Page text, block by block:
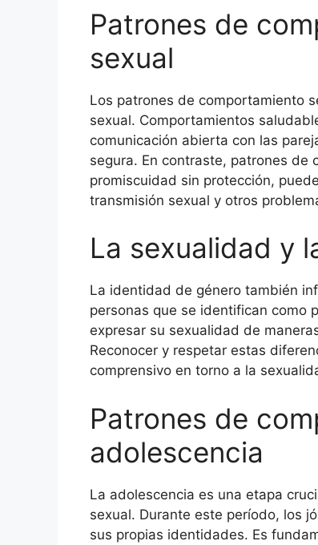
Patrones de
sexual
Los patrones de comportamiento
sexual. Comportamientos
comunicación abierta con las
segura. En contraste, patrones de
promiscuidad sin protección,
transmisión sexual y otros
La sexualidad y
La identidad de género también
personas que se identifican como
expresar su sexualidad de
Reconocer y respetar estas
comprensivo en torno a la
Patrones de
adolescencia
La adolescencia es una etapa
sexual. Durante este período, los
sus propias identidades. Es